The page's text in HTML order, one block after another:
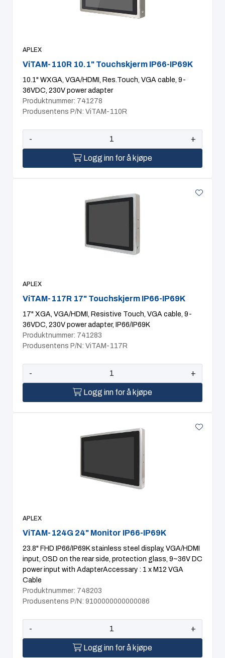
APLEX
ViTAM-110R 10.1" Touchskjerm IP66-IP69K
10.1" WXGA, VGA/HDMI, Res.Touch, VGA cable, 9-
36VDC, 230V power adapter
Produktnummer: 741278
Produsentens P/N: ViTAM-110R
- +
Logg inn for å kjøpe
APLEX
ViTAM-117R 17" Touchskjerm IP66-IP69K
17" XGA, VGA/HDMI, Resistive Touch, VGA cable, 9-
36VDC, 230V power adapter, IP66/IP69K
Produktnummer: 741283
Produsentens P/N: ViTAM-117R
- +
Logg inn for å kjøpe
APLEX
ViTAM-124G 24" Monitor IP66-IP69K
23.8" FHD IP66/IP69K stainless steel display, VGA/HDMI
input, OSD on the rear side, protection glass, 9~36V DC
power input with AdapterAccessary : 1 x M12 VGA
Cable
Produktnummer: 748203
Produsentens P/N: 9100000000000086
- +
Logg inn for å kjøpe
Kurs og eventer
Infosenter